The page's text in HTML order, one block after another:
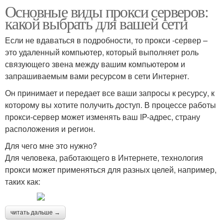
Основные виды прокси серверов:
какой выбрать для вашей сети
Если не вдаваться в подробности, то прокси -сервер –
это удаленный компьютер, который выполняет роль
связующего звена между вашим компьютером и
запрашиваемым вами ресурсом в сети Интернет.
Он принимает и передает все ваши запросы к ресурсу, к
которому вы хотите получить доступ. В процессе работы
прокси-сервер может изменять ваш IP-адрес, страну
расположения и регион.
Для чего мне это нужно?
Для человека, работающего в Интернете, технология
прокси может применяться для разных целей, например,
таких как:
читать дальше →